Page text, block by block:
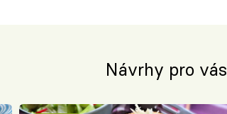
Návrhy pro vás